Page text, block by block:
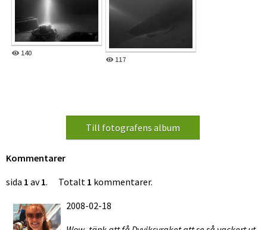
140
117
Kommentarer
sida 1 av1. Totalt 1 kommentarer.
2008-02-18